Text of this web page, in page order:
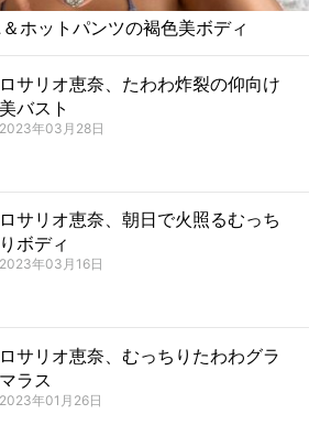
ホットパンツの褐色美ボディ
ロサリオ恵奈、たわわ炸裂の仰向け
美バスト
2023年03月28日
ロサリオ恵奈、朝日で火照るむっち
りボディ
2023年03月16日
ロサリオ恵奈、むっちりたわわグラ
マラス
2023年01月26日